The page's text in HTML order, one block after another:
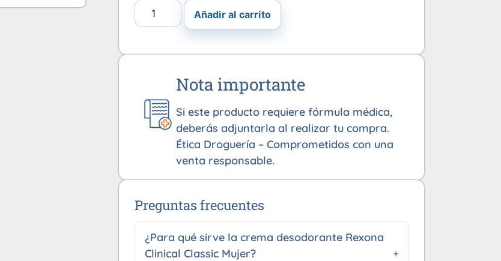
Añadir al carrito
Nota importante
Si este producto requiere fórmula médica,
deberás adjuntarla al realizar tu compra.
Ética Droguería – Comprometidos con una
venta responsable.
Preguntas frecuentes
¿Para qué sirve la crema desodorante Rexona
Clinical Classic Mujer?